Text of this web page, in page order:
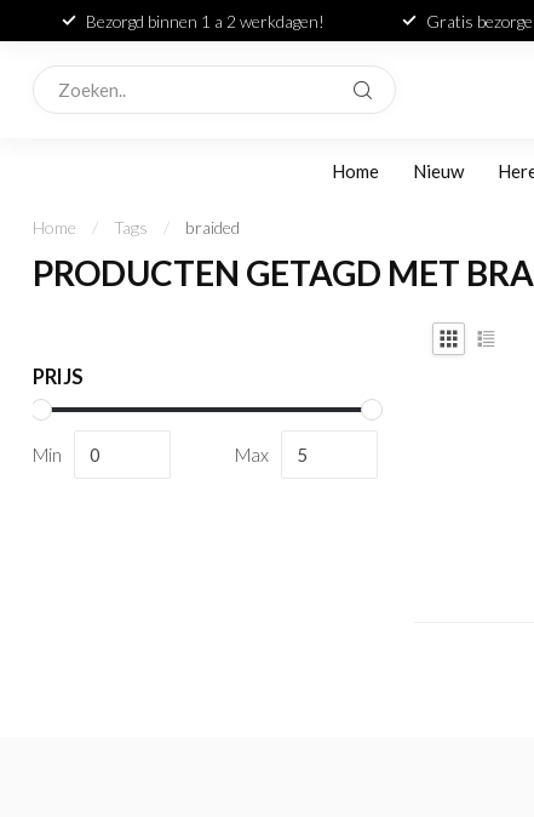
Bezorgd binnen 1 a 2 werkdagen! Gratis
Home Nieuw
Home / Tags / braided
PRODUCTEN GETAGD MET
PRIJS
Min Max